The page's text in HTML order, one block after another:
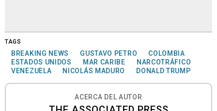
TAGS
BREAKING NEWS GUSTAVO PETRO
COLOMBIA
ESTADOS UNIDOS
MAR CARIBE
NARCOTRÁFICO
VENEZUELA
NICOLÁS MADURO DONALD TRUMP
ACERCA DEL AUTOR